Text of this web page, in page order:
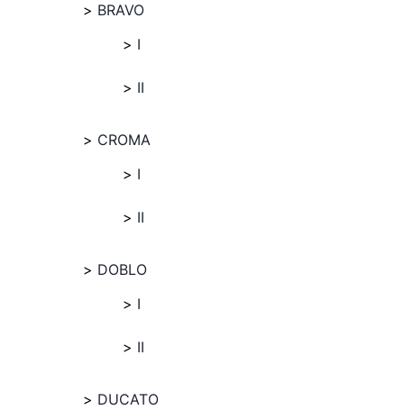
BRAVO
I
II
CROMA
I
II
DOBLO
I
II
DUCATO